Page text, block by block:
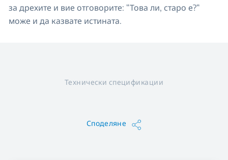
за дрехите и вие отговорите: “Това ли, старо е?“
може и да казвате истината.
Технически спецификации
Споделяне